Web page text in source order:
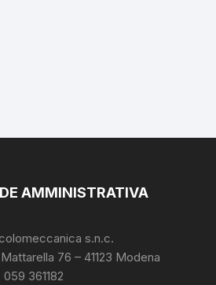
AMMINISTRATIVA
s.n.c.
76 – 41123 Modena
059 361182